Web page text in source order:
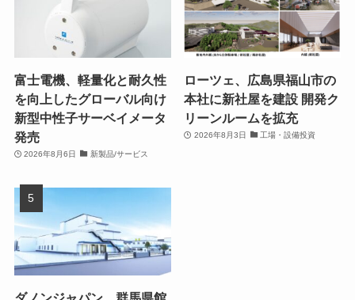
富士電機、軽量化と耐久性
を向上したグローバル向け
新型中性子サーベイメータ
発売
2026年8月6日 新製品/サービス
ローツェ、広島県福山市の
本社に新社屋を建設 開発ク
リーンルームを拡充
2026年8月3日 工場・設備投資